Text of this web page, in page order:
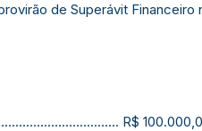
de Superávit Financeiro
R$